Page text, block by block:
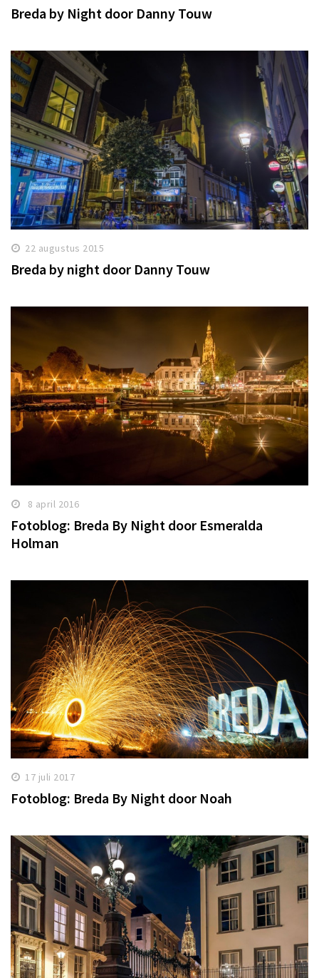
Breda by Night door Danny Touw
22 augustus 2015
Breda by night door Danny Touw
8 april 2016
Fotoblog: Breda By Night door Esmeralda
Holman
17 juli 2017
Fotoblog: Breda By Night door Noah